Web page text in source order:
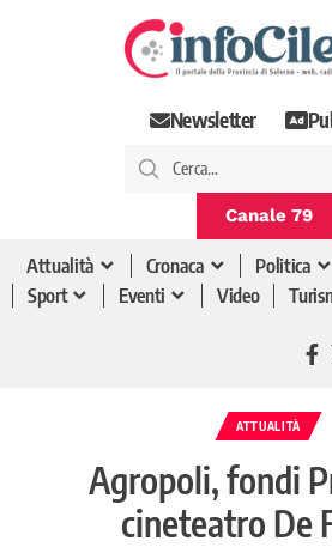
Newsletter
Canale 79
Attualità Cronaca Politica
Sport
Eventi Video
ATTUALITÀ
Agropoli, fondi
cineteatro De